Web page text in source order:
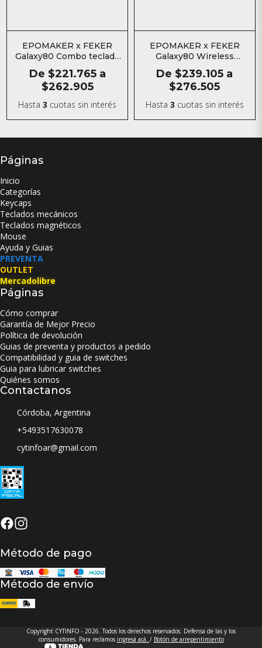
EPOMAKER x FEKER
Galaxy80 Combo teclado
mecánico aluminio
De $221.765 a
$262.905
Hasta3 cuotas sin interés
EPOMAKER x FEKER
Galaxy80 Wireless
Purple Combo Teclado
Mecanico Aluminio
Inalámbrico
De $239.105 a
$276.505
Hasta 3 cuotas sin interés
Páginas
Inicio
Categorías
Keycaps
Teclados mecánicos
Teclados magnéticos
Mouse
Ayuda y Guias
PREVENTA
OUTLET
Mercadolibre
Páginas
Cómo comprar
Garantía de Mejor Precio
Política de devolución
Guias de preventa y productos a pedido
Compatibilidad y guia de switches
Guia para lubricar switches
Quiénes somos
Contactanos
Córdoba, Argentina
+5493517630078
cytinfoar@gmail.com
Método de pago
Método de envío
Copyright CYTINFO - 2026. Todos los derechos reservados. Defensa de las y los
consumidores. Para reclamos ingresá acá. / Botón de arrepentimiento